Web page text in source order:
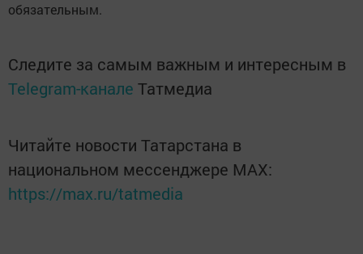
обязательным.
Следите за самым важным и интересным в
Telegram-канале Татмедиа
Читайте новости Татарстана в
национальном мессенджере MАХ:
https://max.ru/tatmedia